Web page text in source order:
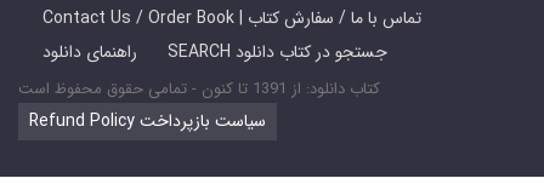
Contact Us / Order Book | تماس با ما / سفارش کتاب
راهنمای دانلود
SEARCH جستجو در کتاب دانلود
کتاب دانلود: از 1391 تا کنون - تمامی حقوق محفوظ است
Refund Policy سیاست بازپرداخت